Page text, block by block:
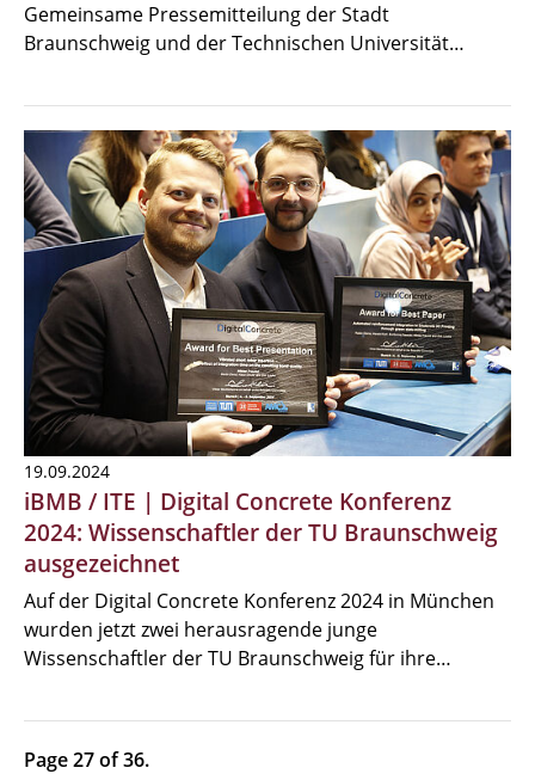
Gemeinsame Pressemitteilung der Stadt
Braunschweig und der Technischen Universität…
19.09.2024
iBMB / ITE | Digital Concrete Konferenz
2024: Wissenschaftler der TU Braunschweig
ausgezeichnet
Auf der Digital Concrete Konferenz 2024 in München
wurden jetzt zwei herausragende junge
Wissenschaftler der TU Braunschweig für ihre…
Page 27 of 36.